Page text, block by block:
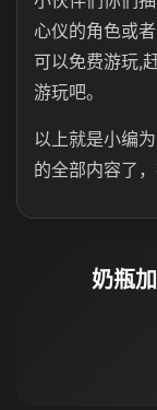
心仪的角色或
可以免费游玩,
游玩吧。
以上就是小编
的全部内容了
奶瓶